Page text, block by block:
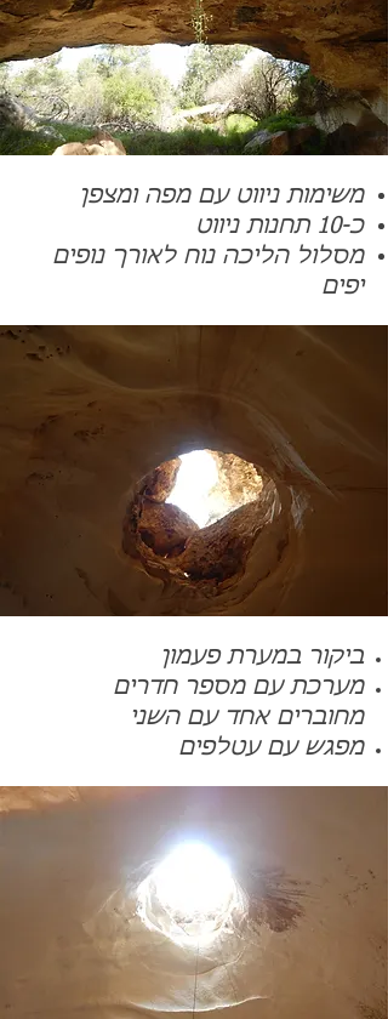
משימות ניווט עם מפה ומצפן
כ-10 תחנות ניווט
מסלול הליכה נוח לאורך נופים
יפים
ביקור במערת פעמון
מערכת עם מספר חדרים
מחוברים אחד עם השני
מפגש עם עטלפים